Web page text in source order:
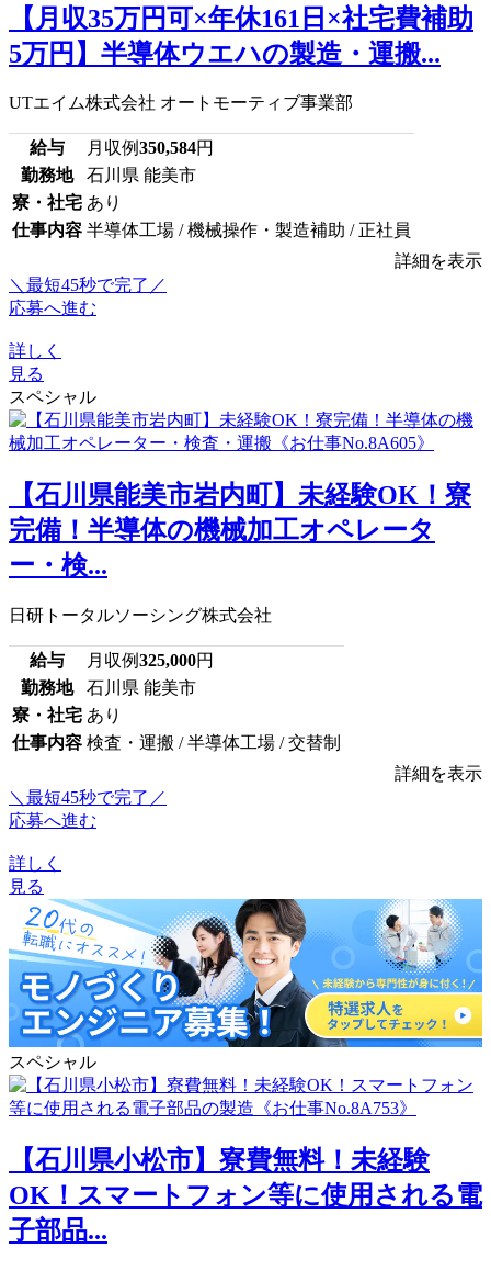
【月収35万円可×年休161日×社宅費補助
5万円】半導体ウエハの製造・運搬...
UTエイム株式会社 オートモーティブ事業部
給与 月収例350,584円
勤務地
石川県 能美市
寮・社宅 あり
仕事内容 半導体工場 / 機械操作・製造補助 / 正社員
詳細を表示
＼最短45秒で完了／
応募へ進む
詳しく
見る
スペシャル
【石川県能美市岩内町】未経験OK！寮
完備！半導体の機械加工オペレータ
ー・検...
日研トータルソーシング株式会社
給与 月収例325,000円
勤務地
石川県 能美市
寮・社宅 あり
仕事内容 検査・運搬 / 半導体工場 / 交替制
詳細を表示
＼最短45秒で完了／
応募へ進む
詳しく
見る
スペシャル
【石川県小松市】寮費無料！未経験
OK！スマートフォン等に使用される電
子部品...